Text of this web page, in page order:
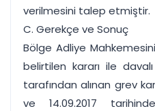
verilmesini talep etmiştir.
C. Gerekçe ve Sonuç
Bölge Adliye
belirtilen kararı ile
tarafından alınan grev
ve 14.09.2017